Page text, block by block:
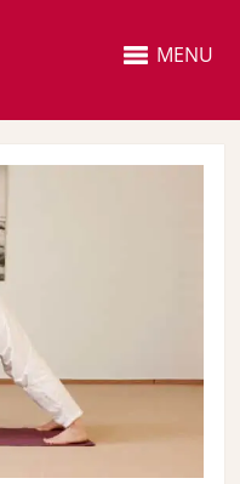
MENU